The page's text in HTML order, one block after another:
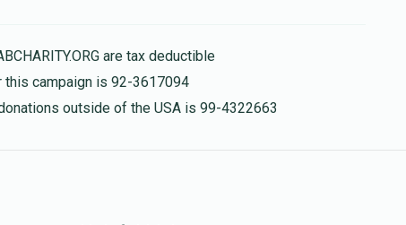
are tax deductible
this campaign is 92-3617094
outside of the USA is 99-4322663